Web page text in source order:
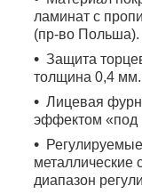
ламинат с
(пр-во Польша).
Защита
толщина 0,4
Лицевая
эффектом «под
металлические
диапазон